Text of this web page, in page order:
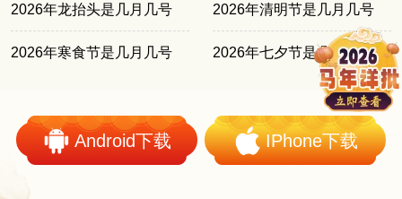
2026年龙抬头是几月几号 2026年清明节是几月几号
2026年寒食节是几月几号 2026年七夕节是几月几号
Android下载 IPhone下载